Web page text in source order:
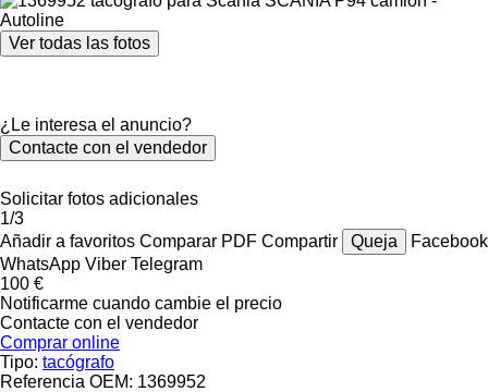
Ver todas las fotos
¿Le interesa el anuncio?
Contacte con el vendedor
Solicitar fotos adicionales
1/3
Añadir a favoritos Comparar PDF Compartir Queja
Facebook
WhatsApp Viber Telegram
100 €
Notificarme cuando cambie el precio
Contacte con el vendedor
Comprar online
Tipo: tacógrafo
Referencia OEM: 1369952